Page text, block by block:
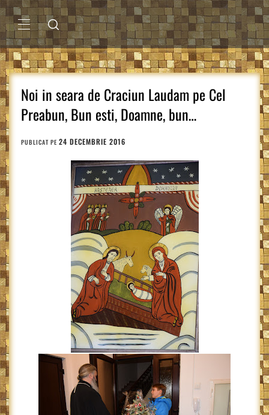
Sari
la
conținutMENIU
PRINCIPAL
Noi in seara de Craciun Laudam pe Cel
Preabun, Bun esti, Doamne, bun…
PUBLICAT PE 24 DECEMBRIE 2016